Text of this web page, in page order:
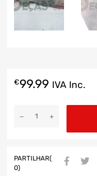
€99.99 IVA Inc.
PARTILHAR(
0)